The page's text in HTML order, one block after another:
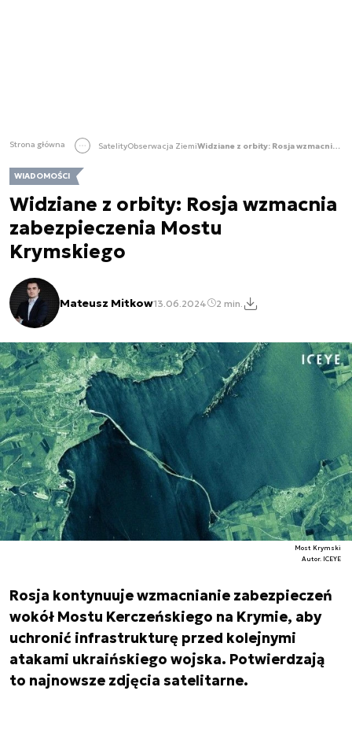
Strona główna SatelityObserwacja Ziemi Widziane z orbity: Rosja wzmacnia zabezpieczenia Mostu Krymskiego
WIADOMOŚCI
Widziane z orbity: Rosja wzmacnia
zabezpieczenia Mostu
Krymskiego
Mateusz Mitkow13.06.2024 2 min.
Most Krymski
Autor. ICEYE
Rosja kontynuuje wzmacnianie zabezpieczeń
wokół Mostu Kerczeńskiego na Krymie, aby
uchronić infrastrukturę przed kolejnymi
atakami ukraińskiego wojska. Potwierdzają
to najnowsze zdjęcia satelitarne.